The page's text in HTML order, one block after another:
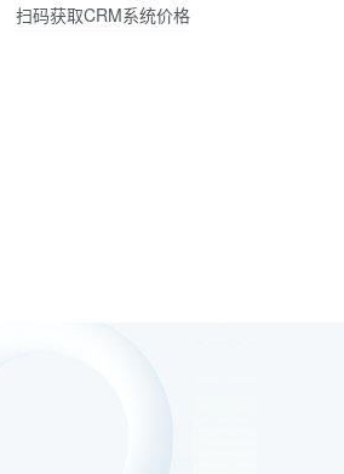
扫码获取CRM系统价格